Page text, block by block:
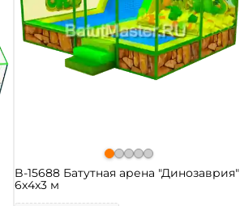
B-15688 Батутная арена "Динозаврия"
6x4x3 м